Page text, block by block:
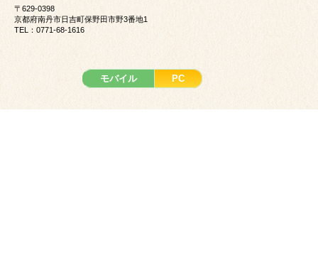
〒629-0398
京都府南丹市日吉町保野田市野3番地1
TEL：0771-68-1616
モバイル PC